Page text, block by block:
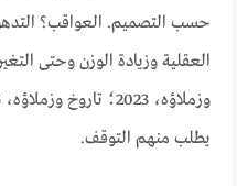
حسب التصميم. العواقب؟
العقلية وزيادة الوزن وحتى
يطلب منهم التوقف.